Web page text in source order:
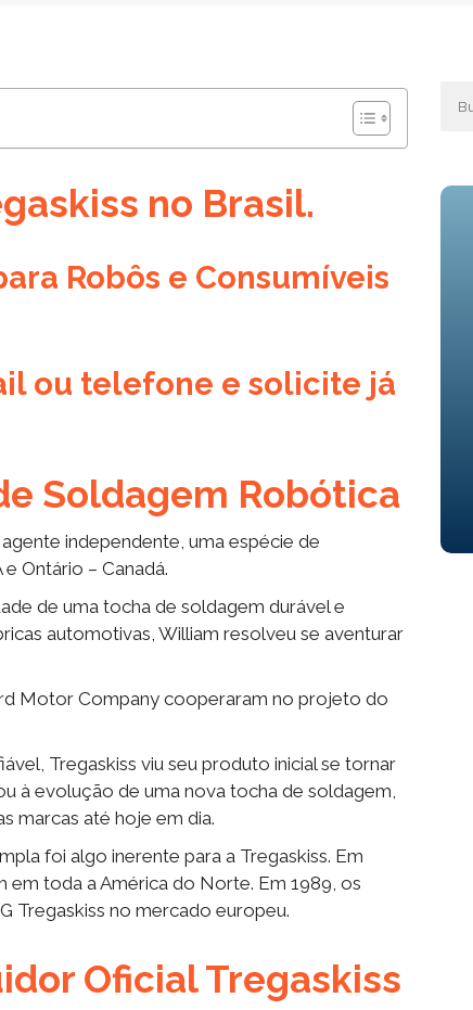
no Brasil.
Robôs e Consumíveis
ou telefone e solicite já
Soldagem Robótica
independente, uma espécie de
Ontário – Canadá.
de uma tocha de soldagem durável e
automotivas, William resolveu se aventurar
Motor Company cooperaram no projeto do
Tregaskiss viu seu produto inicial se tornar
à evolução de uma nova tocha de soldagem,
marcas até hoje em dia.
foi algo inerente para a Tregaskiss. Em
toda a América do Norte. Em 1989, os
Tregaskiss no mercado europeu.
Oficial Tregaskiss